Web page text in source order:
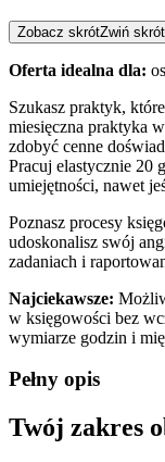
Zobacz skrótZwiń skrót
Oferta idealna dla:
Szukasz praktyk,
miesięczna praktyka
zdobyć cenne
Pracuj elastycznie 20
umiejętności, nawet
Poznasz procesy
udoskonalisz swój
zadaniach i
Najciekawsze:
w księgowości bez
wymiarze godzin i
Pełny opis
Twój zakres